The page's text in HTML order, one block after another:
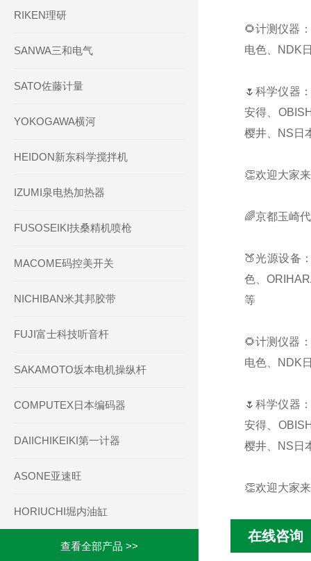
🌻计测仪器
电色、NDK
🌷科学仪器
安得、
樱井、NS日
👏欢迎大家
🌈京都玉崎
🍑光源设备
色、
等
🌻计测仪器
电色、NDK
🌷科学仪器
安得、
樱井、NS日
👏欢迎大家
在线咨询
RIKEN理研
SANWA三和电气
SATO佐藤计量
YOKOGAWA横河
HEIDON新东科学搅拌机
IZUMI泉电热加热器
FUSOSEIKI扶桑精机喷枪
MACOME码控美开关
NICHIBAN米其邦胶带
FUJI富士科技听音杆
SAKAMOTO坂本电机操纵杆
COMPUTEX日本编码器
DAIICHIKEIKI第一计器
ASONE亚速旺
HORIUCHI堀内油缸
查看全部产品 >>